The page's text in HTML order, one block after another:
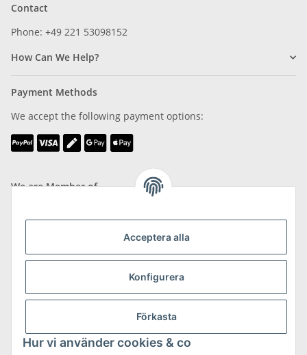
Acceptera alla
Konfigurera
Förkasta
Hur vi använder cookies & co
Contact
Phone: +49 221 53098152
How Can We Help?
Payment Methods
We accept the following payment options:
We are Member of
more about Shipping & Returns